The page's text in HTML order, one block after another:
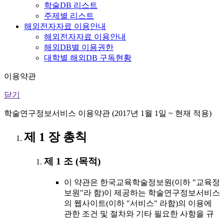
학술DB 리스트
주제별 리스트
해외전자자료 이용안내
해외전자자료 이용안내
해외DB별 이용권한
대학별 해외DB 구독현황
이용약관
닫기
학술연구정보서비스 이용약관 (2017년 1월 1일 ~ 현재 적용)
제 1 장 총칙
제 1 조 (목적)
이 약관은 한국교육학술정보원(이하 "교육정
보원"라 함)이 제공하는 학술연구정보서비스
의 웹사이트(이하 "서비스" 라함)의 이용에
관한 조건 및 절차와 기타 필요한 사항을 규